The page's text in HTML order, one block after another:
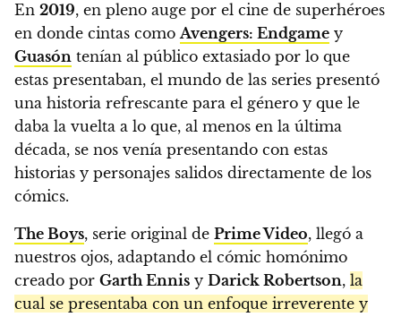
En 2019, en pleno auge por el cine de superhéroes
en donde cintas comoAvengers: Endgame y
Guasón tenían al público extasiado por lo que
estas presentaban, el mundo de las series presentó
una historia refrescante para el género y que le
daba la vuelta a lo que, al menos en la última
década, se nos venía presentando con estas
historias y personajes salidos directamente de los
cómics.
The Boys, serie original de Prime Video, llegó a
nuestros ojos, adaptando el cómic homónimo
creado por Garth Ennis y Darick Robertson, la
cual se presentaba con un enfoque irreverente y